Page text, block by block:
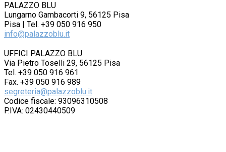
PALAZZO BLU
Lungarno Gambacorti 9, 56125 Pisa
Pisa | Tel. +39 050 916 950
info@palazzoblu.it
UFFICI PALAZZO BLU
Via Pietro Toselli 29, 56125 Pisa
Tel. +39 050 916 961
Fax. +39 050 916 989
segreteria@palazzoblu.it
Codice fiscale: 93096310508
P.IVA: 02430440509